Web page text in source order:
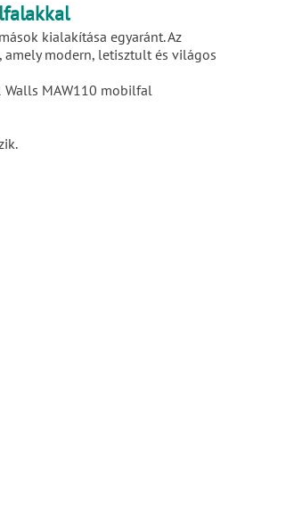
kialakítása egyaránt. Az
modern, letisztult és világos
Walls MAW110 mobilfal